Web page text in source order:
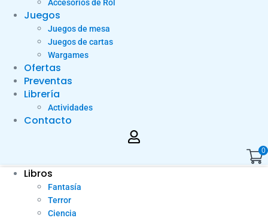
Accesorios de Rol
Juegos
Juegos de mesa
Juegos de cartas
Wargames
Ofertas
Preventas
Librería
Actividades
Contacto
0
Libros
Fantasía
Terror
Ciencia